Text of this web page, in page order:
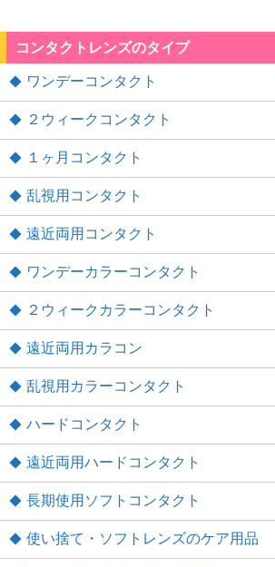
コンタクトレンズのタイプ
ワンデーコンタクト
２ウィークコンタクト
１ヶ月コンタクト
乱視用コンタクト
遠近両用コンタクト
ワンデーカラーコンタクト
２ウィークカラーコンタクト
遠近両用カラコン
乱視用カラーコンタクト
ハードコンタクト
遠近両用ハードコンタクト
長期使用ソフトコンタクト
使い捨て・ソフトレンズのケア用品